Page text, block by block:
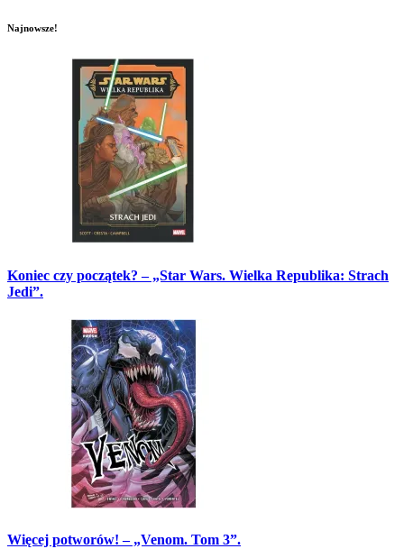
Najnowsze!
Koniec czy początek? – „Star Wars. Wielka Republika: Strach
Jedi”.
Więcej potworów! – „Venom. Tom 3”.